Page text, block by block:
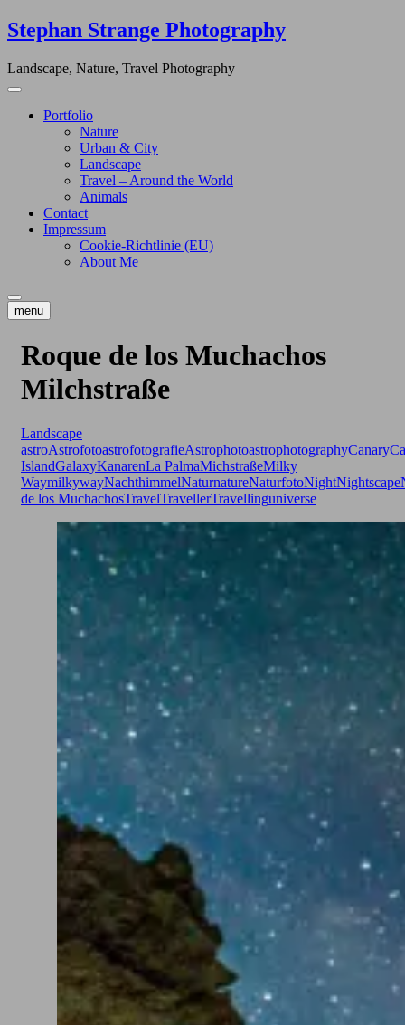
Skip
to
Stephan Strange Photography
Landscape, Nature, Travel Photography
Portfolio
Nature
Urban & City
Landscape
Travel – Around the World
Animals
Contact
Impressum
Cookie-Richtlinie (EU)
About Me
menu
Roque de los Muchachos
Milchstraße
Landscape
astroAstrofotoastrofotografieAstrophotoastrophotographyCanary
IslandGalaxyKanarenLa PalmaMichstraßeMilky
WaymilkywayNachthimmelNaturnatureNaturfotoNightNightscape
de los MuchachosTravelTravellerTravellinguniverse